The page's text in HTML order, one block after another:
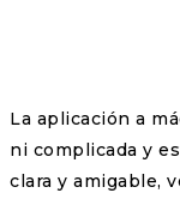
La aplicación a
ni complicada y
clara y amigable,